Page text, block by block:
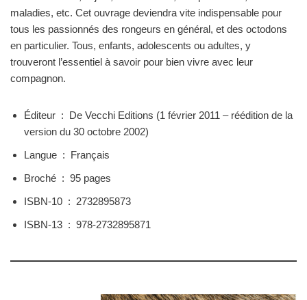
maladies, etc. Cet ouvrage deviendra vite indispensable pour
tous les passionnés des rongeurs en général, et des octodons
en particulier. Tous, enfants, adolescents ou adultes, y
trouveront l’essentiel à savoir pour bien vivre avec leur
compagnon.
Éditeur ‏ : ‎ De Vecchi Editions (1 février 2011 – réédition de la
version du 30 octobre 2002)
Langue ‏ : ‎ Français
Broché ‏ : ‎ 95 pages
ISBN-10 ‏ : ‎ 2732895873
ISBN-13 ‏ : ‎ 978-2732895871